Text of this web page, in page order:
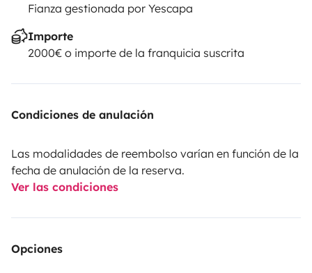
Fianza gestionada por Yescapa
Importe
2000€ o importe de la franquicia suscrita
Condiciones de anulación
Las modalidades de reembolso varían en función de la
fecha de anulación de la reserva.
Ver las condiciones
Opciones